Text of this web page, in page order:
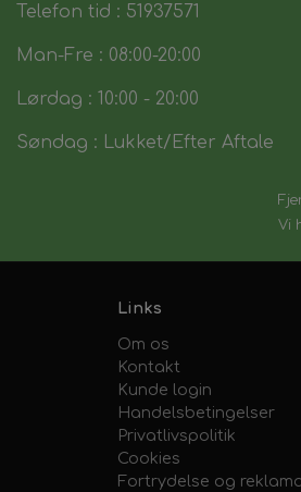
Telefon tid : 51937571
Man-Fre : 08:00-20:00
Lørdag : 10:00 - 20:00
Søndag : Lukket/Efter Aftale
Vi
Links
Om os
Kontakt
Kunde login
Handelsbetingelser
Privatlivspolitik
Cookies
Fortrydelse og